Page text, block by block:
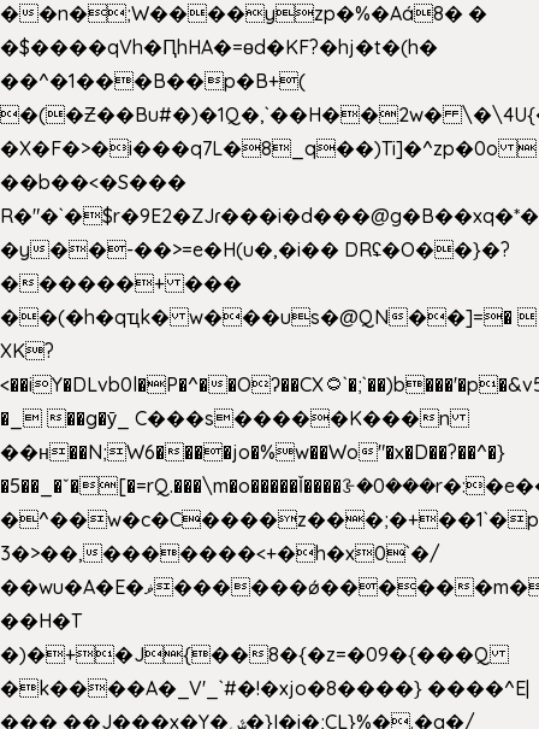
��n�;W����yzp�%�Aá8� �
�$����qVh�ԤhHA�=ɵd�KF?�hj�t�(h�
��^�1���B��p�B+(
�(�Ƶ��Bu#�)�1Q�,`��H��2w�
�X�F�>�i���q7L�8_q��)Ti]�^zp�0o 
��b��<�S���
�y��-��>=e�H(u�,�i�� DRʢ�O��}�?
������+ ���
��(�h�qҵk� w���us�@QN��]=� 
XK?
<��iY�DLvb0l�P�^��Oʔ��CX۝`�;`��)b���'�p�&v5(�
�_ ��g�ӯ_ C���s�����K���n
��н��N;W6����jo�%w��Wo"�x�D��?��^�}
�5��
3�>��,�������<+�h�x0`�/
��wu�A�E�ޥ������ǿ������m��d�C��9��e�D��1�2�/
��H�T
�)�+�J{��8�{�z=�09�{���Q
�k����A�_V'_`#�!�xjo�8����} ����^E|
��� ��J���x�Y�ݜ�}I�i�;CL}%�.�a�/